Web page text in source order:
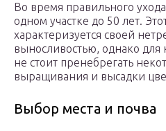
Во время правильного
одном участке до 50 лет.
характеризуется своей
выносливостью, однако для
не стоит пренебрегать
выращивания и высадки
Выбор места и почва